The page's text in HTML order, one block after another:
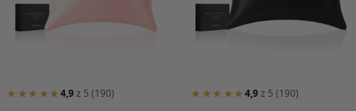
★★★★★4,9 z 5 (190) ★★★★★4,9 z 5 (190)